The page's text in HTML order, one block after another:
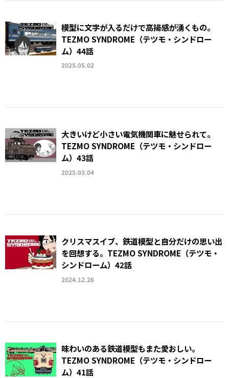
模型に文字が入るだけで高揚感が湧くもの。
TEZMO SYNDROME（テツモ・シンドロー
ム）44話
2025.05.02
大きいけど小さい電気機関車に魅せられて。
TEZMO SYNDROME（テツモ・シンドロー
ム）43話
2025.03.04
クリスマスイブ、鉄道模型と自分だけの思い出
を回想する。TEZMO SYNDROME（テツモ・
シンドローム）42話
2024.12.26
味わいのある鉄道模型もまた愛おしい。
TEZMO SYNDROME（テツモ・シンドロー
ム）41話